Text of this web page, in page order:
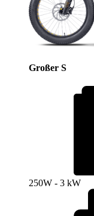
Großer S
250W - 3 kW